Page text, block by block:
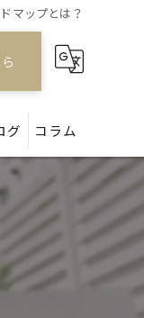
マップとは？
グ コラム